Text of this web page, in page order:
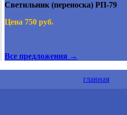
Светильник (переноска) РП-79
Цена 750 руб.
Все предложения →
главная